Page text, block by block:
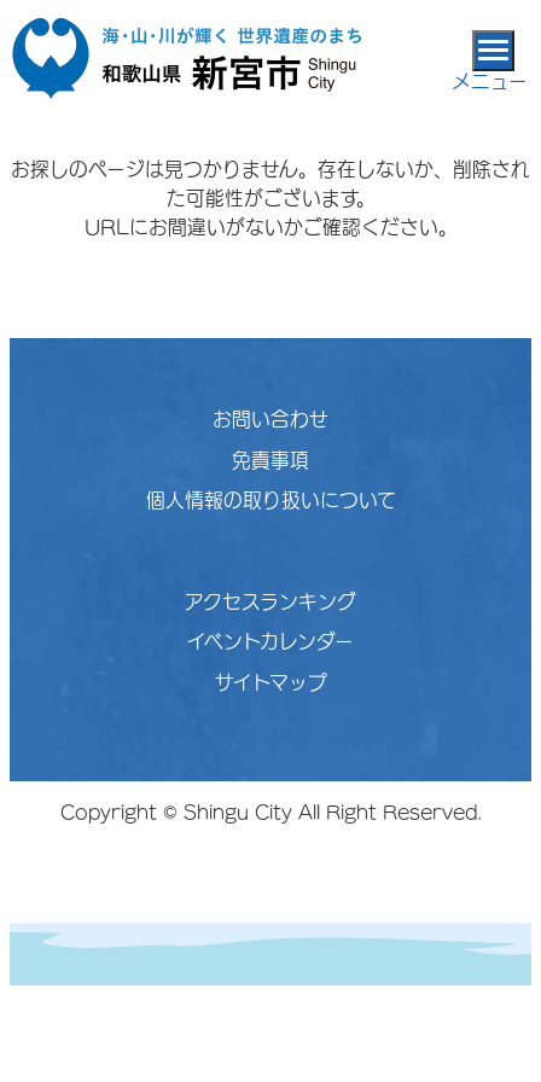
本文へ移動
メニュー
お探しのページは見つかりません。存在しないか、削除され
た可能性がございます。
URLにお間違いがないかご確認ください。
お問い合わせ
免責事項
個人情報の取り扱いについて
アクセスランキング
イベントカレンダー
サイトマップ
Copyright © Shingu City All Right Reserved.